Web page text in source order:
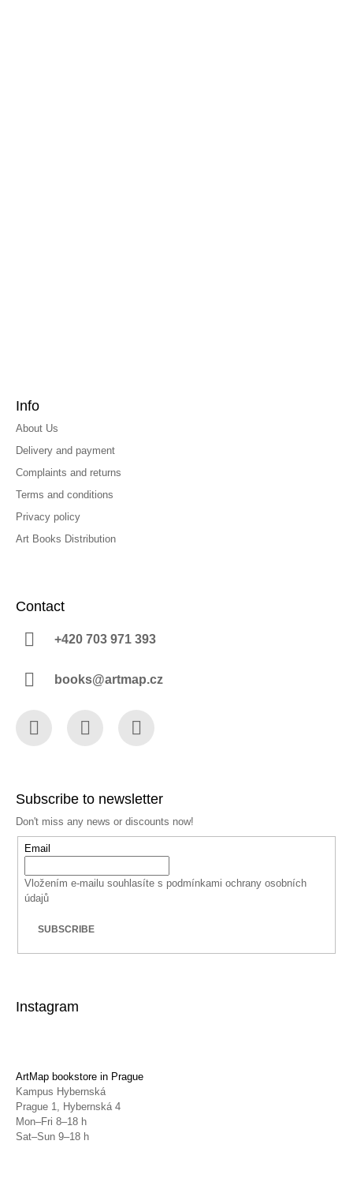
Info
About Us
Delivery and payment
Complaints and returns
Terms and conditions
Privacy policy
Art Books Distribution
Contact
+420 703 971 393
books@artmap.cz
Subscribe to newsletter
Don't miss any news or discounts now!
Email
Vložením e-mailu souhlasíte s podmínkami ochrany osobních
údajů
SUBSCRIBE
Instagram
ArtMap bookstore in Prague
Kampus Hybernská
Prague 1, Hybernská 4
Mon–Fri 8–18 h
Sat–Sun 9–18 h